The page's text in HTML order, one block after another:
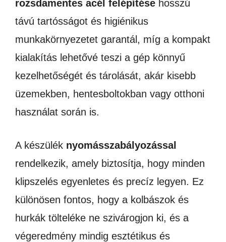
rozsdamentes acél felépítése hosszú
távú tartósságot és higiénikus
munkakörnyezetet garantál, míg a kompakt
kialakítás lehetővé teszi a gép könnyű
kezelhetőségét és tárolását, akár kisebb
üzemekben, hentesboltokban vagy otthoni
használat során is.
A készülék nyomásszabályozással
rendelkezik, amely biztosítja, hogy minden
klipszelés egyenletes és precíz legyen. Ez
különösen fontos, hogy a kolbászok és
hurkák tölteléke ne szivárogjon ki, és a
végeredmény mindig esztétikus és